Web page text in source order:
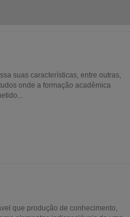
suas características, entre outras,
onde a formação acadêmica
que produção de conhecimento,